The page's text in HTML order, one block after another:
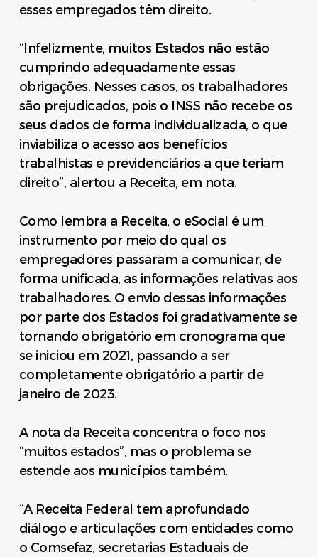
esses empregados têm direito.
“Infelizmente, muitos Estados não estão
cumprindo adequadamente essas
obrigações. Nesses casos, os trabalhadores
são prejudicados, pois o INSS não recebe os
seus dados de forma individualizada, o que
inviabiliza o acesso aos benefícios
trabalhistas e previdenciários a que teriam
direito”, alertou a Receita, em nota.
Como lembra a Receita, o eSocial é um
instrumento por meio do qual os
empregadores passaram a comunicar, de
forma unificada, as informações relativas aos
trabalhadores. O envio dessas informações
por parte dos Estados foi gradativamente se
tornando obrigatório em cronograma que
se iniciou em 2021, passando a ser
completamente obrigatório a partir de
janeiro de 2023.
A nota da Receita concentra o foco nos
“muitos estados”, mas o problema se
estende aos municípios também.
“A Receita Federal tem aprofundado
diálogo e articulações com entidades como
o Comsefaz, secretarias Estaduais de